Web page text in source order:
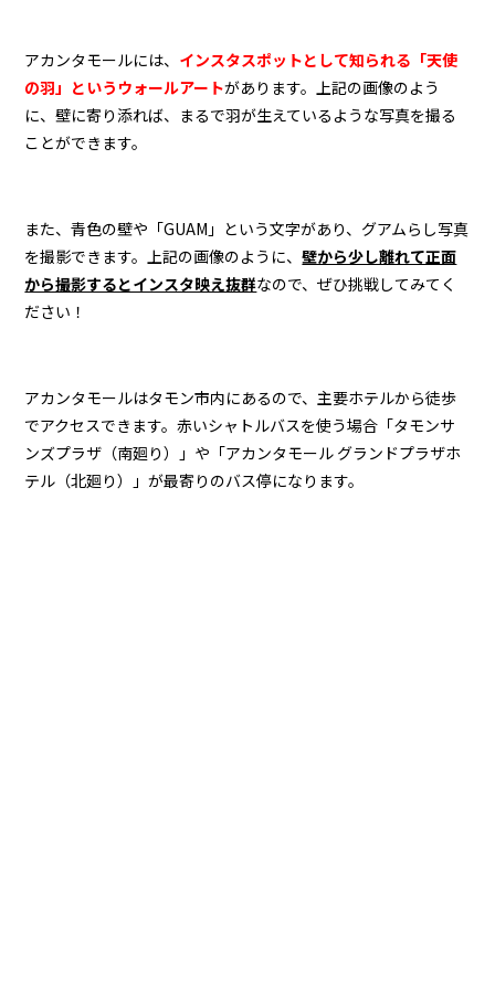
アカンタモールには、 インスタスポットとして知られる「天使
の羽」というウォールアートがあります。上記の画像のよう
に、壁に寄り添れば、まるで羽が生えているような写真を撮る
ことができます。
また、青色の壁や「GUAM」という文字があり、グアムらし写真
を撮影できます。上記の画像のように、壁から少し離れて正面
から撮影するとインスタ映え抜群なので、ぜひ挑戦してみてく
ださい！
アカンタモールはタモン市内にあるので、主要ホテルから徒歩
でアクセスできます。赤いシャトルバスを使う場合「タモンサ
ンズプラザ（南廻り）」や「アカンタモール グランドプラザホ
テル（北廻り）」が最寄りのバス停になります。